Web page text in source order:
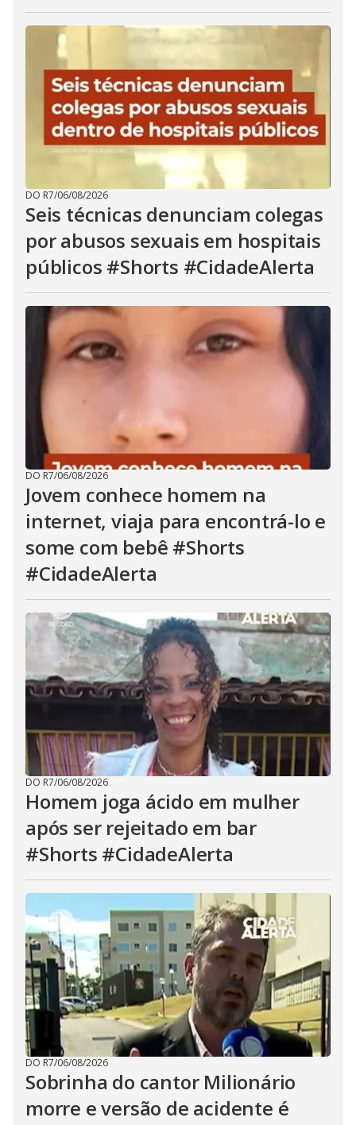
DO R7/06/08/2026
Seis técnicas denunciam colegas
por abusos sexuais em hospitais
públicos #Shorts #CidadeAlerta
DO R7/06/08/2026
Jovem conhece homem na
internet, viaja para encontrá-lo e
some com bebê #Shorts
#CidadeAlerta
DO R7/06/08/2026
Homem joga ácido em mulher
após ser rejeitado em bar
#Shorts #CidadeAlerta
DO R7/06/08/2026
Sobrinha do cantor Milionário
morre e versão de acidente é